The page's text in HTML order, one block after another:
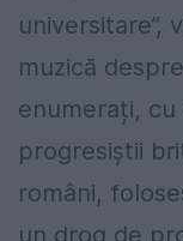
universitare”,
muzică
enumerați,
progresiștii
români,
un drog de